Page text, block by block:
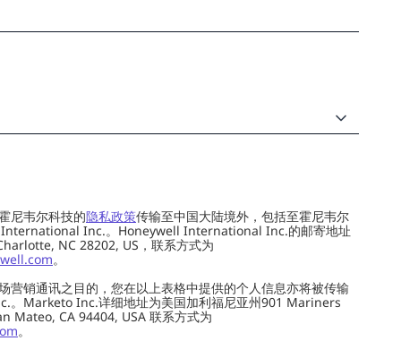
尼韦尔科技的隐私政策传输至中国大陆境外，包括至霍尼韦尔
International Inc.。Honeywell International Inc.的邮寄地址
NC 28202, US，联系方式为
。
营销通讯之目的，您在以上表格中提供的个人信息亦将被传输
。Marketo Inc.详细地址为美国加利福尼亚州901 Mariners
Mateo, CA 94404, USA 联系方式为
。